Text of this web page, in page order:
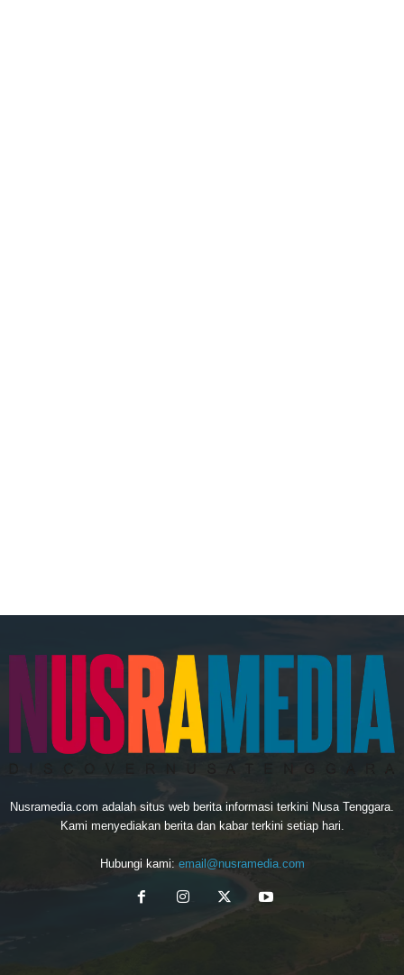
Nusramedia.com adalah situs web berita informasi terkini Nusa Tenggara.
Kami menyediakan berita dan kabar terkini setiap hari.
Hubungi kami: email@nusramedia.com